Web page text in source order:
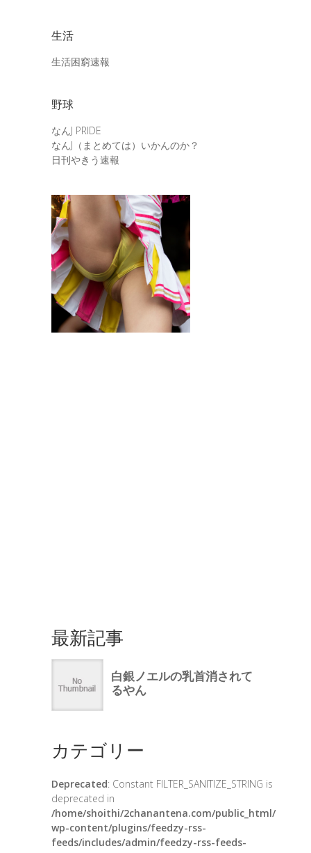
生活
生活困窮速報
野球
なんJ PRIDE
なんJ（まとめては）いかんのか？
日刊やきう速報
最新記事
カテゴリー
Deprecated: Constant FILTER_SANITIZE_STRING is
deprecated in
/home/shoithi/2chanantena.com/public_html/
wp-content/plugins/feedzy-rss-
feeds/includes/admin/feedzy-rss-feeds-